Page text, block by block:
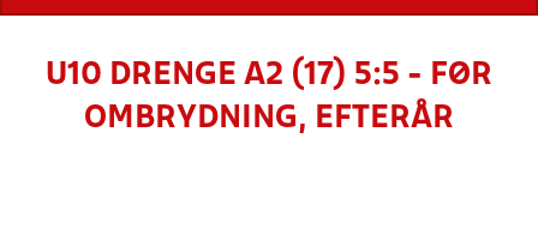
U10 DRENGE A2 (17) 5:5 - FØR
OMBRYDNING, EFTERÅR